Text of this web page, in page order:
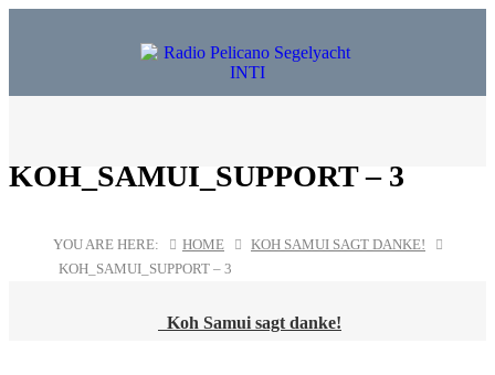
KOH_SAMUI_SUPPORT – 3
YOU ARE HERE: HOME
KOH SAMUI SAGT DANKE!
KOH_SAMUI_SUPPORT – 3
Koh Samui sagt danke!